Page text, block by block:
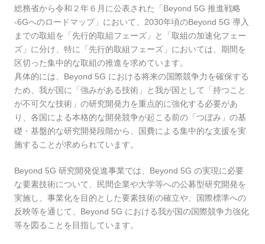
総務省から令和２年６月に公表された「Beyond 5G 推進戦略
-6Gへのロードマップ」において、2030年頃のBeyond 5G 導入
までの取組を「先行的取組フェーズ」と「取組の加速化フェー
ズ」に分け、特に「先行的取組フェーズ」においては、期間を
区切った集中的な取組の推進を求めています。
具体的には、Beyond 5G における将来の国際競争力を確保する
ため、我が国に「強みがある技術」と我が国として「持つこと
が不可欠な技術」の研究開発力を重点的に強化する必要があ
り、各国による本格的な開発競争が起こる前の「つぼみ」の基
礎・基盤的な研究開発段階から、国費による集中的な支援を実
施することが求められています。
Beyond 5G 研究開発促進事業では、Beyond 5G の実現に必要
な要素技術について、民間企業や大学等への公募型研究開発を
実施し、事業化を目的とした要素技術の確立や、国際標準への
反映等を通じて、Beyond 5G における我が国の国際競争力強化
等を図ることを目指しています。